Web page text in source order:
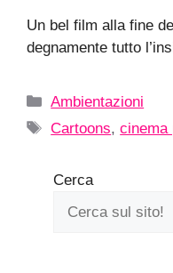
Un bel film alla fine
degnamente tutto
Categorie
Ambientazioni
Tag
Cartoons,cinema
Cerca